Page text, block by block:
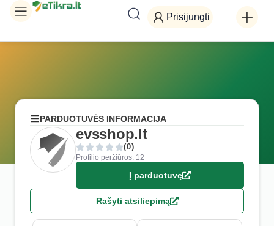
Prisijungti
PARDUOTUVĖS INFORMACIJA
evsshop.lt
(0)
Profilio peržiūros: 12
Į parduotuvę
Rašyti atsiliepimą